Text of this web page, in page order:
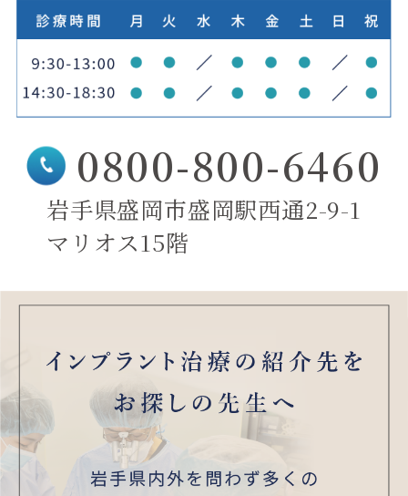
0800-800-6460
岩手県盛岡市盛岡駅西通2-9-1
マリオス15階